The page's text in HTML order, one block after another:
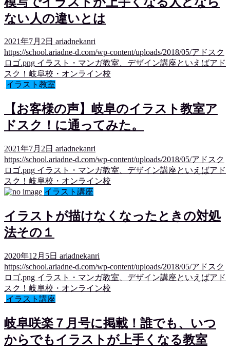
ない人の違いとは
2021年7月2日 ariadnekanri
https://school.ariadne-d.com/wp-content/uploads/2018/05/アドスク
ロゴ.png イラスト・マンガ教室、デザイン講座といえばアド
スク！岐阜校・オンライン校
イラスト教室
【お客様の声】岐阜のイラスト教室ア
ドスク！に通ってみた。
2021年7月2日 ariadnekanri
https://school.ariadne-d.com/wp-content/uploads/2018/05/アドスク
ロゴ.png イラスト・マンガ教室、デザイン講座といえばアド
スク！岐阜校・オンライン校
イラスト講座
イラストが描けなくなったときの対処
法その１
2020年12月5日 ariadnekanri
https://school.ariadne-d.com/wp-content/uploads/2018/05/アドスク
ロゴ.png イラスト・マンガ教室、デザイン講座といえばアド
スク！岐阜校・オンライン校
イラスト講座
岐阜咲楽７月号に掲載！誰でも、いつ
からでもイラストが上手くなる教室